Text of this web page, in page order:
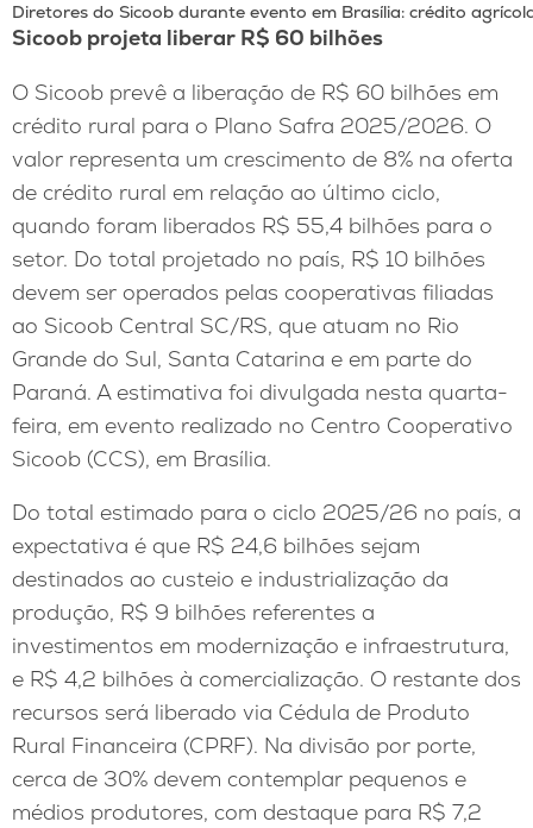
Diretores do Sicoob durante evento em Brasília: crédito
Sicoob projeta liberar R$ 60 bilhões
O Sicoob prevê a liberação de R$ 60 bilhões em
crédito rural para o Plano Safra 2025/2026. O
valor representa um crescimento de 8% na oferta
de crédito rural em relação ao último ciclo,
quando foram liberados R$ 55,4 bilhões para o
setor. Do total projetado no país, R$ 10 bilhões
devem ser operados pelas cooperativas filiadas
ao Sicoob Central SC/RS, que atuam no Rio
Grande do Sul, Santa Catarina e em parte do
Paraná. A estimativa foi divulgada nesta quarta-
feira, em evento realizado no Centro Cooperativo
Sicoob (CCS), em Brasília.
Do total estimado para o ciclo 2025/26 no país, a
expectativa é que R$ 24,6 bilhões sejam
destinados ao custeio e industrialização da
produção, R$ 9 bilhões referentes a
investimentos em modernização e infraestrutura,
e R$ 4,2 bilhões à comercialização. O restante dos
recursos será liberado via Cédula de Produto
Rural Financeira (CPRF). Na divisão por porte,
cerca de 30% devem contemplar pequenos e
médios produtores, com destaque para R$ 7,2